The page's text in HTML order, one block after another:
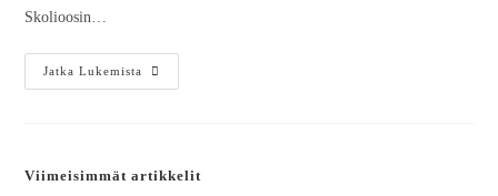
Skolioosin…
Jatka Lukemista
Viimeisimmät artikkelit